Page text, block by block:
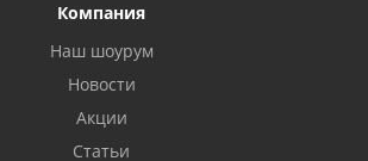
Компания
Наш шоурум
Новости
Акции
Статьи